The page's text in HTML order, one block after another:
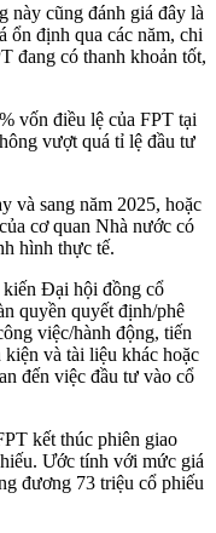
này cũng đánh giá đây là
ổn định qua các năm, chi
đang có thanh khoản tốt,
vốn điều lệ của FPT tại
vượt quá tỉ lệ đầu tư
và sang năm 2025, hoặc
cơ quan Nhà nước có
hình thực tế.
Đại hội đồng cổ
quyền quyết định/phê
việc/hành động, tiến
kiện và tài liệu khác hoặc
đến việc đầu tư vào cổ
kết thúc phiên giao
Ước tính với mức giá
đương 73 triệu cổ phiếu